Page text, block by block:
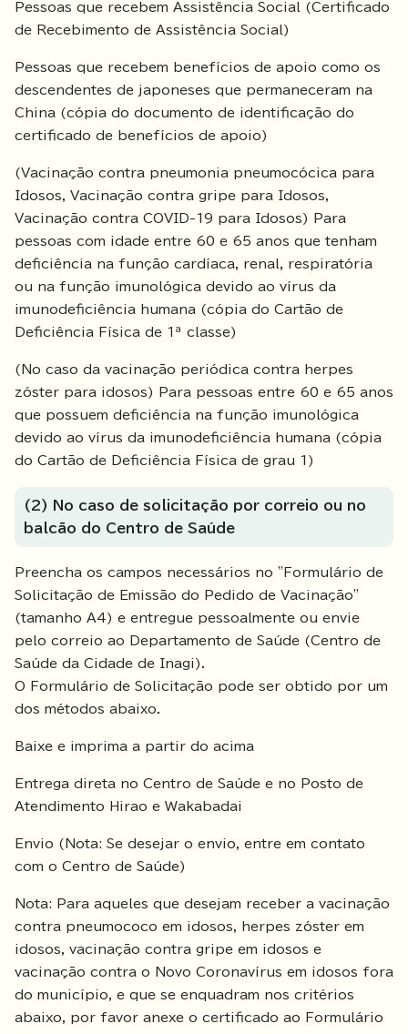
Pessoas que recebem Assistência Social (Certificado
de Recebimento de Assistência Social)
Pessoas que recebem benefícios de apoio como os
descendentes de japoneses que permaneceram na
China (cópia do documento de identificação do
certificado de benefícios de apoio)
(Vacinação contra pneumonia pneumocócica para
Idosos, Vacinação contra gripe para Idosos,
Vacinação contra COVID-19 para Idosos) Para
pessoas com idade entre 60 e 65 anos que tenham
deficiência na função cardíaca, renal, respiratória
ou na função imunológica devido ao vírus da
imunodeficiência humana (cópia do Cartão de
Deficiência Física de 1ª classe)
(No caso da vacinação periódica contra herpes
zóster para idosos) Para pessoas entre 60 e 65 anos
que possuem deficiência na função imunológica
devido ao vírus da imunodeficiência humana (cópia
do Cartão de Deficiência Física de grau 1)
(2) No caso de solicitação por correio ou no
balcão do Centro de Saúde
Preencha os campos necessários no "Formulário de
Solicitação de Emissão do Pedido de Vacinação"
(tamanho A4) e entregue pessoalmente ou envie
pelo correio ao Departamento de Saúde (Centro de
Saúde da Cidade de Inagi).
O Formulário de Solicitação pode ser obtido por um
dos métodos abaixo.
Baixe e imprima a partir do acima
Entrega direta no Centro de Saúde e no Posto de
Atendimento Hirao e Wakabadai
Envio (Nota: Se desejar o envio, entre em contato
com o Centro de Saúde)
Nota: Para aqueles que desejam receber a vacinação
contra pneumococo em idosos, herpes zóster em
idosos, vacinação contra gripe em idosos e
vacinação contra o Novo Coronavírus em idosos fora
do município, e que se enquadram nos critérios
abaixo, por favor anexe o certificado ao Formulário